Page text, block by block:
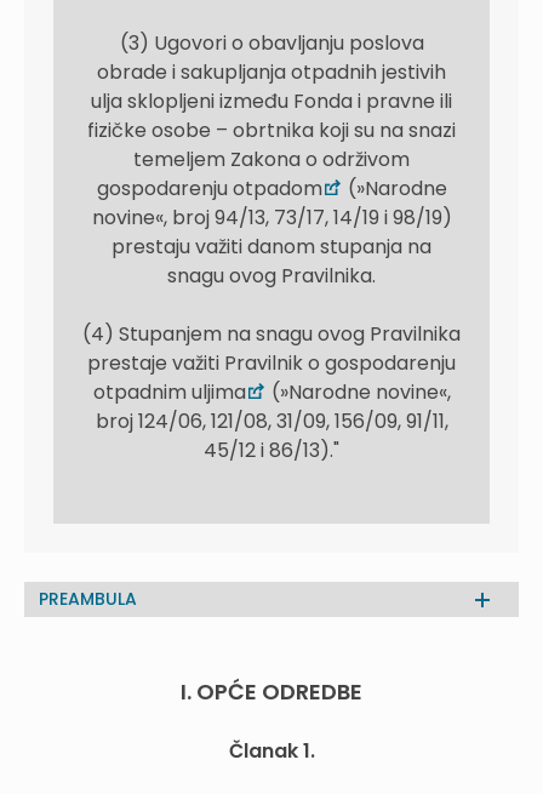
(3) Ugovori o obavljanju poslova
obrade i sakupljanja otpadnih jestivih
ulja sklopljeni između Fonda i pravne ili
fizičke osobe – obrtnika koji su na snazi
temeljem Zakona o održivom
gospodarenju otpadom
(»Narodne
novine«, broj 94/13, 73/17, 14/19 i 98/19)
prestaju važiti danom stupanja na
snagu ovog Pravilnika.
(4) Stupanjem na snagu ovog Pravilnika
prestaje važiti Pravilnik o gospodarenju
otpadnim uljima
(»Narodne novine«,
broj 124/06, 121/08, 31/09, 156/09, 91/11,
45/12 i 86/13)."
PREAMBULA
I. OPĆE ODREDBE
Članak 1.